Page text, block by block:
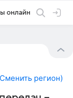
онлайн
Сменить регион)